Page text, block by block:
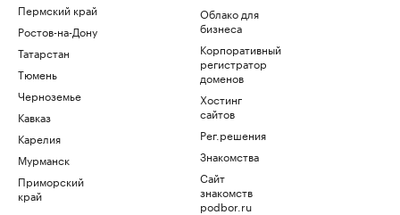
Пермский край
Ростов-на-Дону
Татарстан
Тюмень
Черноземье
Кавказ
Карелия
Мурманск
Приморский
край
Облако для
бизнеса
Корпоративный
регистратор
доменов
Хостинг
сайтов
Рег.решения
Знакомства
Сайт
знакомств
podbor.ru